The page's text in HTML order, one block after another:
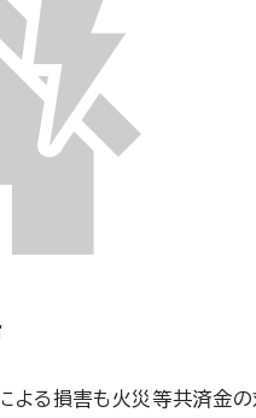
よる損害も火災等共済金の